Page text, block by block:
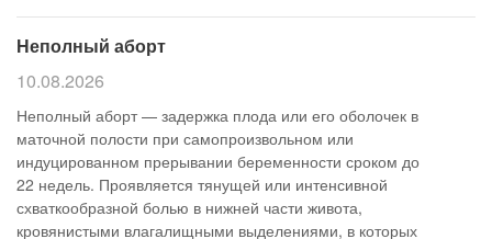
Неполный аборт
10.08.2026
Неполный аборт — задержка плода или его оболочек в
маточной полости при самопроизвольном или
индуцированном прерывании беременности сроком до
22 недель. Проявляется тянущей или интенсивной
схваткообразной болью в нижней части живота,
кровянистыми влагалищными выделениями, в которых